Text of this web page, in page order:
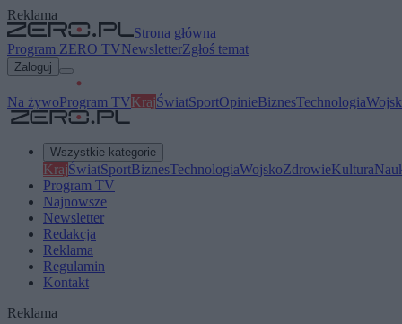
Reklama
Strona główna
Program ZERO TVNewsletterZgłoś temat
Zaloguj
Na żywoProgram TVKrajŚwiatSportOpinieBiznesTechnologia
Wszystkie kategorie
KrajŚwiatSportBiznesTechnologiaWojskoZdrowieKultura
Program TV
Najnowsze
Newsletter
Redakcja
Reklama
Regulamin
Kontakt
Reklama